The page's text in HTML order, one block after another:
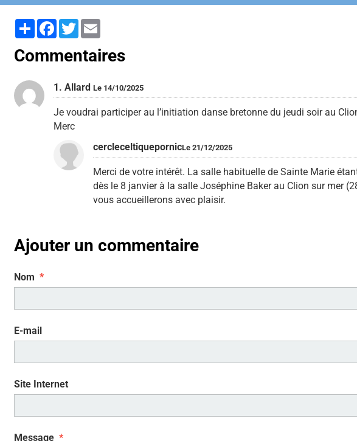
PartagerFacebook
Twitter
Commentaires
1. Allard Le 14/10/2025
Je voudrai participer au l’initiation danse bretonne du jeudi soir au
Merc
cercleceltiquepornicLe 21/12/2025
Merci de votre intérêt. La salle habituelle de Sainte Marie
dès le 8 janvier à la salle Joséphine Baker au Clion sur mer
vous accueillerons avec plaisir.
Ajouter un commentaire
Nom
E-mail
Site Internet
Message